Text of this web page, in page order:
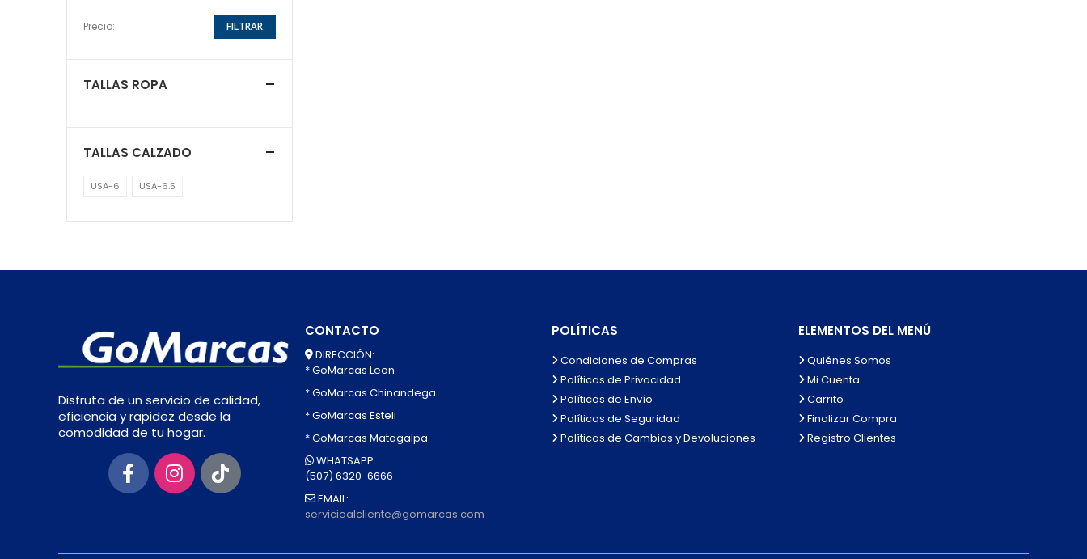
Precio: FILTRAR
TALLAS ROPA
TALLAS CALZADO
USA-6 USA-6.5
Disfruta de un servicio de calidad,
eficiencia y rapidez desde la
comodidad de tu hogar.
CONTACTO
DIRECCIÓN:
* GoMarcas Leon
* GoMarcas Chinandega
* GoMarcas Esteli
* GoMarcas Matagalpa
WHATSAPP:
(507) 6320-6666
EMAIL:
servicioalcliente@gomarcas.com
POLÍTICAS
Condiciones de Compras
Políticas de Privacidad
Políticas de Envío
Políticas de Seguridad
Políticas de Cambios y Devoluciones
ELEMENTOS DEL MENÚ
Quiénes Somos
Mi Cuenta
Carrito
Finalizar Compra
Registro Clientes